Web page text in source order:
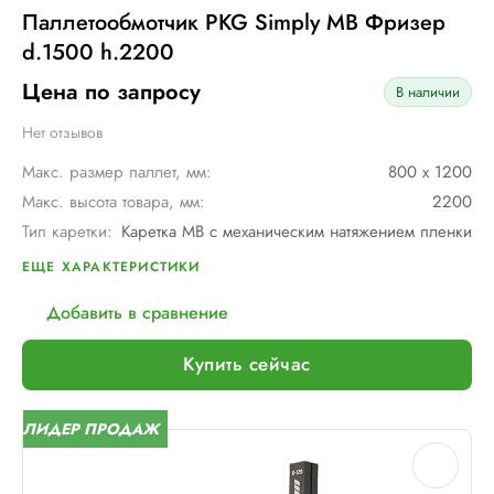
Паллетообмотчик PKG Simply MB Фризер
d.1500 h.2200
Цена по запросу
В наличии
Нет отзывов
Макс. размер паллет, мм:
800 х 1200
Макс. высота товара, мм:
2200
Тип каретки: Каретка MB с механическим натяжением пленки
Скорость обмотки:
Мин. размер паллет, мм:
Тип питания:
220 В
Макс. вес рулона с пленкой, кг:
18
Макс. внеш. диаметр рулона с пленкой, мм:
Шир. рулона с пленкой, мм:
500
2000
ЕЩЕ ХАРАКТЕРИСТИКИ
Добавить в сравнение
Купить сейчас
ЛИДЕР ПРОДАЖ